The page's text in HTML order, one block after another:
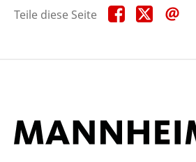
Teile diese Seite Teile
diese
Teile
diese